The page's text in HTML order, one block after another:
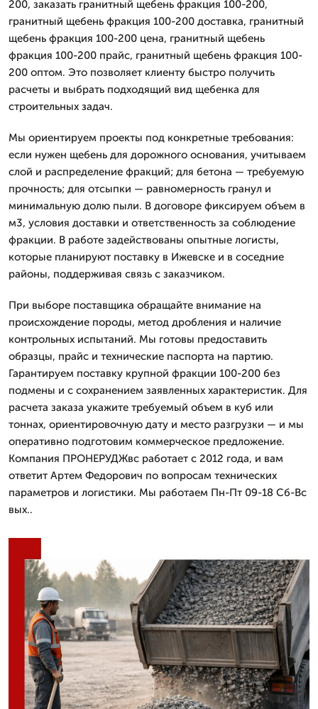
200, заказать гранитный щебень фракция 100-200,
гранитный щебень фракция 100-200 доставка, гранитный
щебень фракция 100-200 цена, гранитный щебень
фракция 100-200 прайс, гранитный щебень фракция 100-
200 оптом. Это позволяет клиенту быстро получить
расчеты и выбрать подходящий вид щебенка для
строительных задач.
Мы ориентируем проекты под конкретные требования:
если нужен щебень для дорожного основания, учитываем
слой и распределение фракций; для бетона — требуемую
прочность; для отсыпки — равномерность гранул и
минимальную долю пыли. В договоре фиксируем объем в
м3, условия доставки и ответственность за соблюдение
фракции. В работе задействованы опытные логисты,
которые планируют поставку в Ижевске и в соседние
районы, поддерживая связь с заказчиком.
При выборе поставщика обращайте внимание на
происхождение породы, метод дробления и наличие
контрольных испытаний. Мы готовы предоставить
образцы, прайс и технические паспорта на партию.
Гарантируем поставку крупной фракции 100-200 без
подмены и с сохранением заявленных характеристик. Для
расчета заказа укажите требуемый объем в куб или
тоннах, ориентировочную дату и место разгрузки — и мы
оперативно подготовим коммерческое предложение.
Компания ПРОНЕРУДЖвс работает с 2012 года, и вам
ответит Артем Федорович по вопросам технических
параметров и логистики. Мы работаем Пн-Пт 09-18 Сб-Вс
вых..